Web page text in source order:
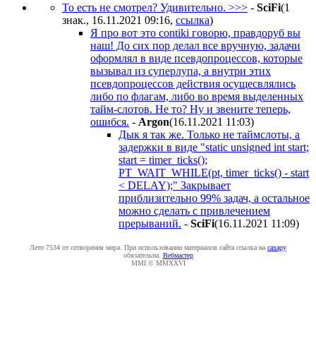
То есть не смотрел? Удивительно. >>> - SciFi(1
знак., 16.11.2021 09:16, ссылка)
Я про вот это contiki говорю, правдоруб вы
наш! До сих пор делал все вручную, задачи
оформлял в виде псевдопроцессов, которые
вызывал из суперлупа, а внутри этих
псевдопроцессов действия осущесвлялись
либо по флагам, либо во время выделенных
тайм-слотов. Не то? Ну и звените теперь,
ошибся. - Argon(16.11.2021 11:03)
Дык я так же. Только не таймслоты, а
задержки в виде "static unsigned int start;
start = timer_ticks();
PT_WAIT_WHILE(pt, timer_ticks() - start
< DELAY);" Закрывает
приблизительно 99% задач, а остальное
можно сделать с привлечением
прерываний. - SciFi(16.11.2021 11:09)
Лето 7534 от сотворения мира. При использовании материалов сайта ссылка на caxapу
обязательна. Вебмастер
MMI © MMXXVI